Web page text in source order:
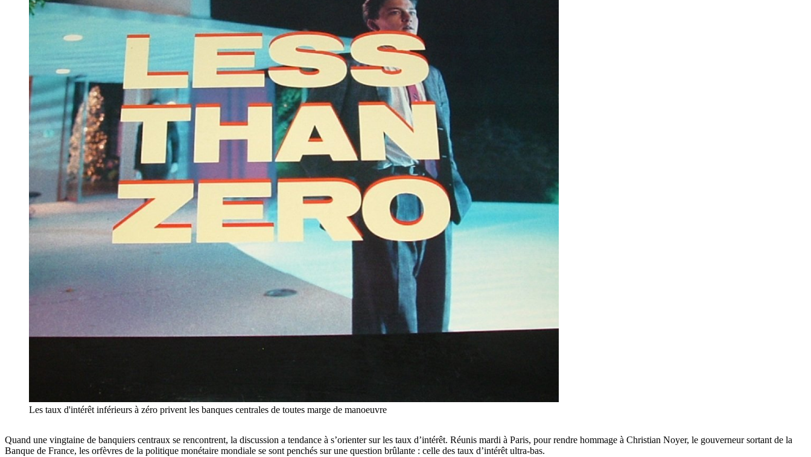
Les taux d'intérêt inférieurs à zéro privent les banques centrales de toutes marge de manoeuvre
Quand une vingtaine de banquiers centraux se rencontrent, la discussion a tendance à s’orienter sur les taux d’intérêt. Réunis mardi à Paris, pour rendre hommage à Christian Noyer, le gouverneur sortant de la
Banque de France, les orfèvres de la politique monétaire mondiale se sont penchés sur une question brûlante : celle des taux d’intérêt ultra-bas.